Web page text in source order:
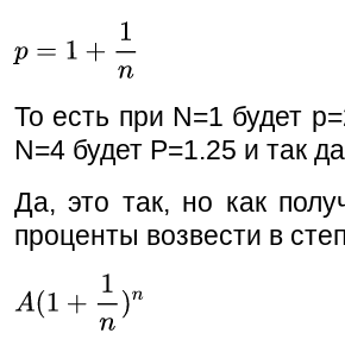
То есть при N=1 будет
N=4 будет P=1.25 и так
Да, это так, но как
проценты возвести в